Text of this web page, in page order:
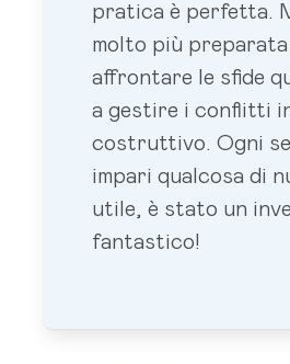
pratica è perfetta.
molto più preparata
affrontare le sfide
a gestire i conflitti
costruttivo. Ogni
impari qualcosa di
utile, è stato un
fantastico!